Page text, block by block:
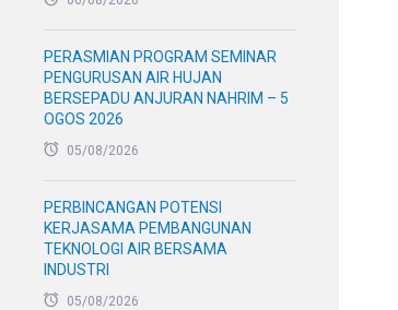
PERASMIAN PROGRAM SEMINAR
PENGURUSAN AIR HUJAN
BERSEPADU ANJURAN NAHRIM – 5
OGOS 2026
05/08/2026
PERBINCANGAN POTENSI
KERJASAMA PEMBANGUNAN
TEKNOLOGI AIR BERSAMA
INDUSTRI
05/08/2026